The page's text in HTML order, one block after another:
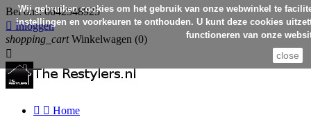
Bel ons:0642548925
 Inloggen
shopping_cart Winkelwagen (0)

  Home
Wij gebruiken cookies om het gebruik van onze webwinkel te
instellingen en voorkeuren te onthouden. U kunt deze cookies
functioneren van onze
close